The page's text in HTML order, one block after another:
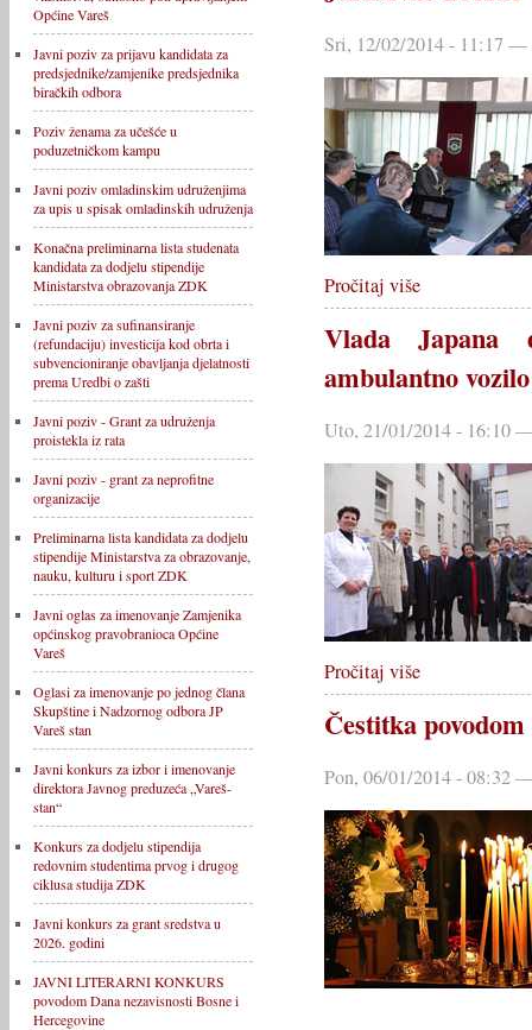
Općine Vareš
Javni poziv za prijavu kandidata za
predsjednike/zamjenike predsjednika
biračkih odbora
Poziv ženama za učešće u
poduzetničkom kampu
Javni poziv omladinskim udruženjima
za upis u spisak omladinskih udruženja
Konačna preliminarna lista studenata
kandidata za dodjelu stipendije
Ministarstva obrazovanja ZDK
Javni poziv za sufinansiranje
(refundaciju) investicija kod obrta i
subvencioniranje obavljanja djelatnosti
prema Uredbi o zašti
Javni poziv - Grant za udruženja
proistekla iz rata
Javni poziv - grant za neprofitne
organizacije
Preliminarna lista kandidata za dodjelu
stipendije Ministarstva za obrazovanje,
nauku, kulturu i sport ZDK
Javni oglas za imenovanje Zamjenika
općinskog pravobranioca Općine
Vareš
Oglasi za imenovanje po jednog člana
Skupštine i Nadzornog odbora JP
Vareš stan
Javni konkurs za izbor i imenovanje
direktora Javnog preduzeća „Vareš-
stan“
Konkurs za dodjelu stipendija
redovnim studentima prvog i drugog
ciklusa studija ZDK
Javni konkurs za grant sredstva u
2026. godini
JAVNI LITERARNI KONKURS
povodom Dana nezavisnosti Bosne i
Hercegovine
Sri, 12/02/2014 - 11:17
Pročitaj više
Vlada Japana
ambulantno
Uto, 21/01/2014 - 16:10
Pročitaj više
Čestitka
Pon, 06/01/2014 - 08:32